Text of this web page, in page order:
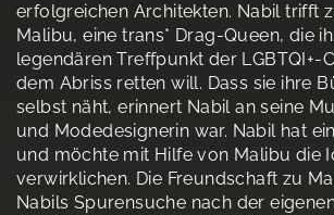
erfolgreichen Architekten. Nabil trifft
Malibu, eine trans* Drag-Queen, die
legendären Treffpunkt der LGBTQI+-
dem Abriss retten will. Dass sie ihre
selbst näht, erinnert Nabil an seine
und Modedesignerin war. Nabil hat
und möchte mit Hilfe von Malibu die
verwirklichen. Die Freundschaft zu
Nabils Spurensuche nach der